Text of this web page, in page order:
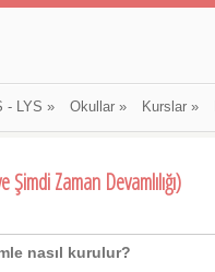
- LYS » Okullar» Kurslar»
Zaman Devamlılığı)
nasıl kurulur?